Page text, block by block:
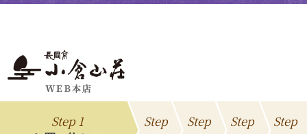
Step 1
Step
Step
Step
Step